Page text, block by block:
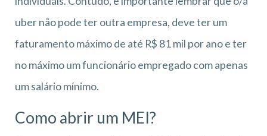
uber não pode ter outra empresa, deve ter um
faturamento máximo de até R$ 81 mil por ano e ter
no máximo um funcionário empregado com apenas
um salário mínimo.
Como abrir um MEI?